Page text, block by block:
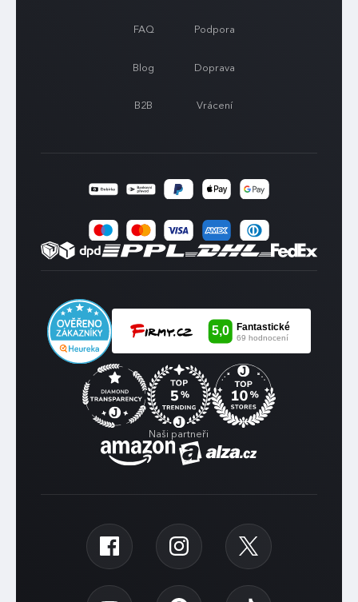
FAQ Podpora
Blog Doprava
B2B Vrácení
Naši partneři